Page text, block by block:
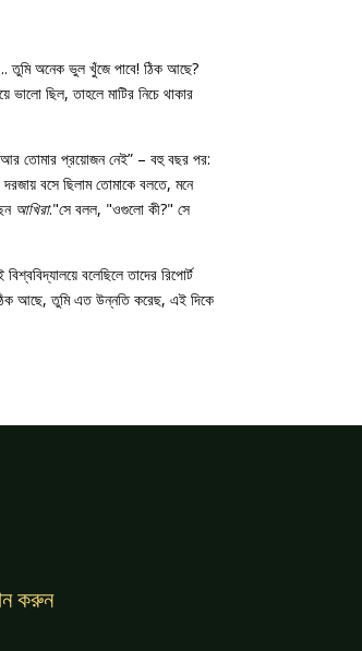
তুমি অনেক ভুল খুঁজে পাবে! ঠিক আছে?
ছিল, তাহলে মাটির নিচে থাকার
তোমার প্রয়োজন নেই” – বহু বছর পর:
বসে ছিলাম তোমাকে বলতে, মনে
আখিরা."সে বলল, "ওগুলো কী?" সে
বলেছিলে তাদের রিপোর্ট
আছে, তুমি এত উন্নতি করেছ, এই দিকে
করুন